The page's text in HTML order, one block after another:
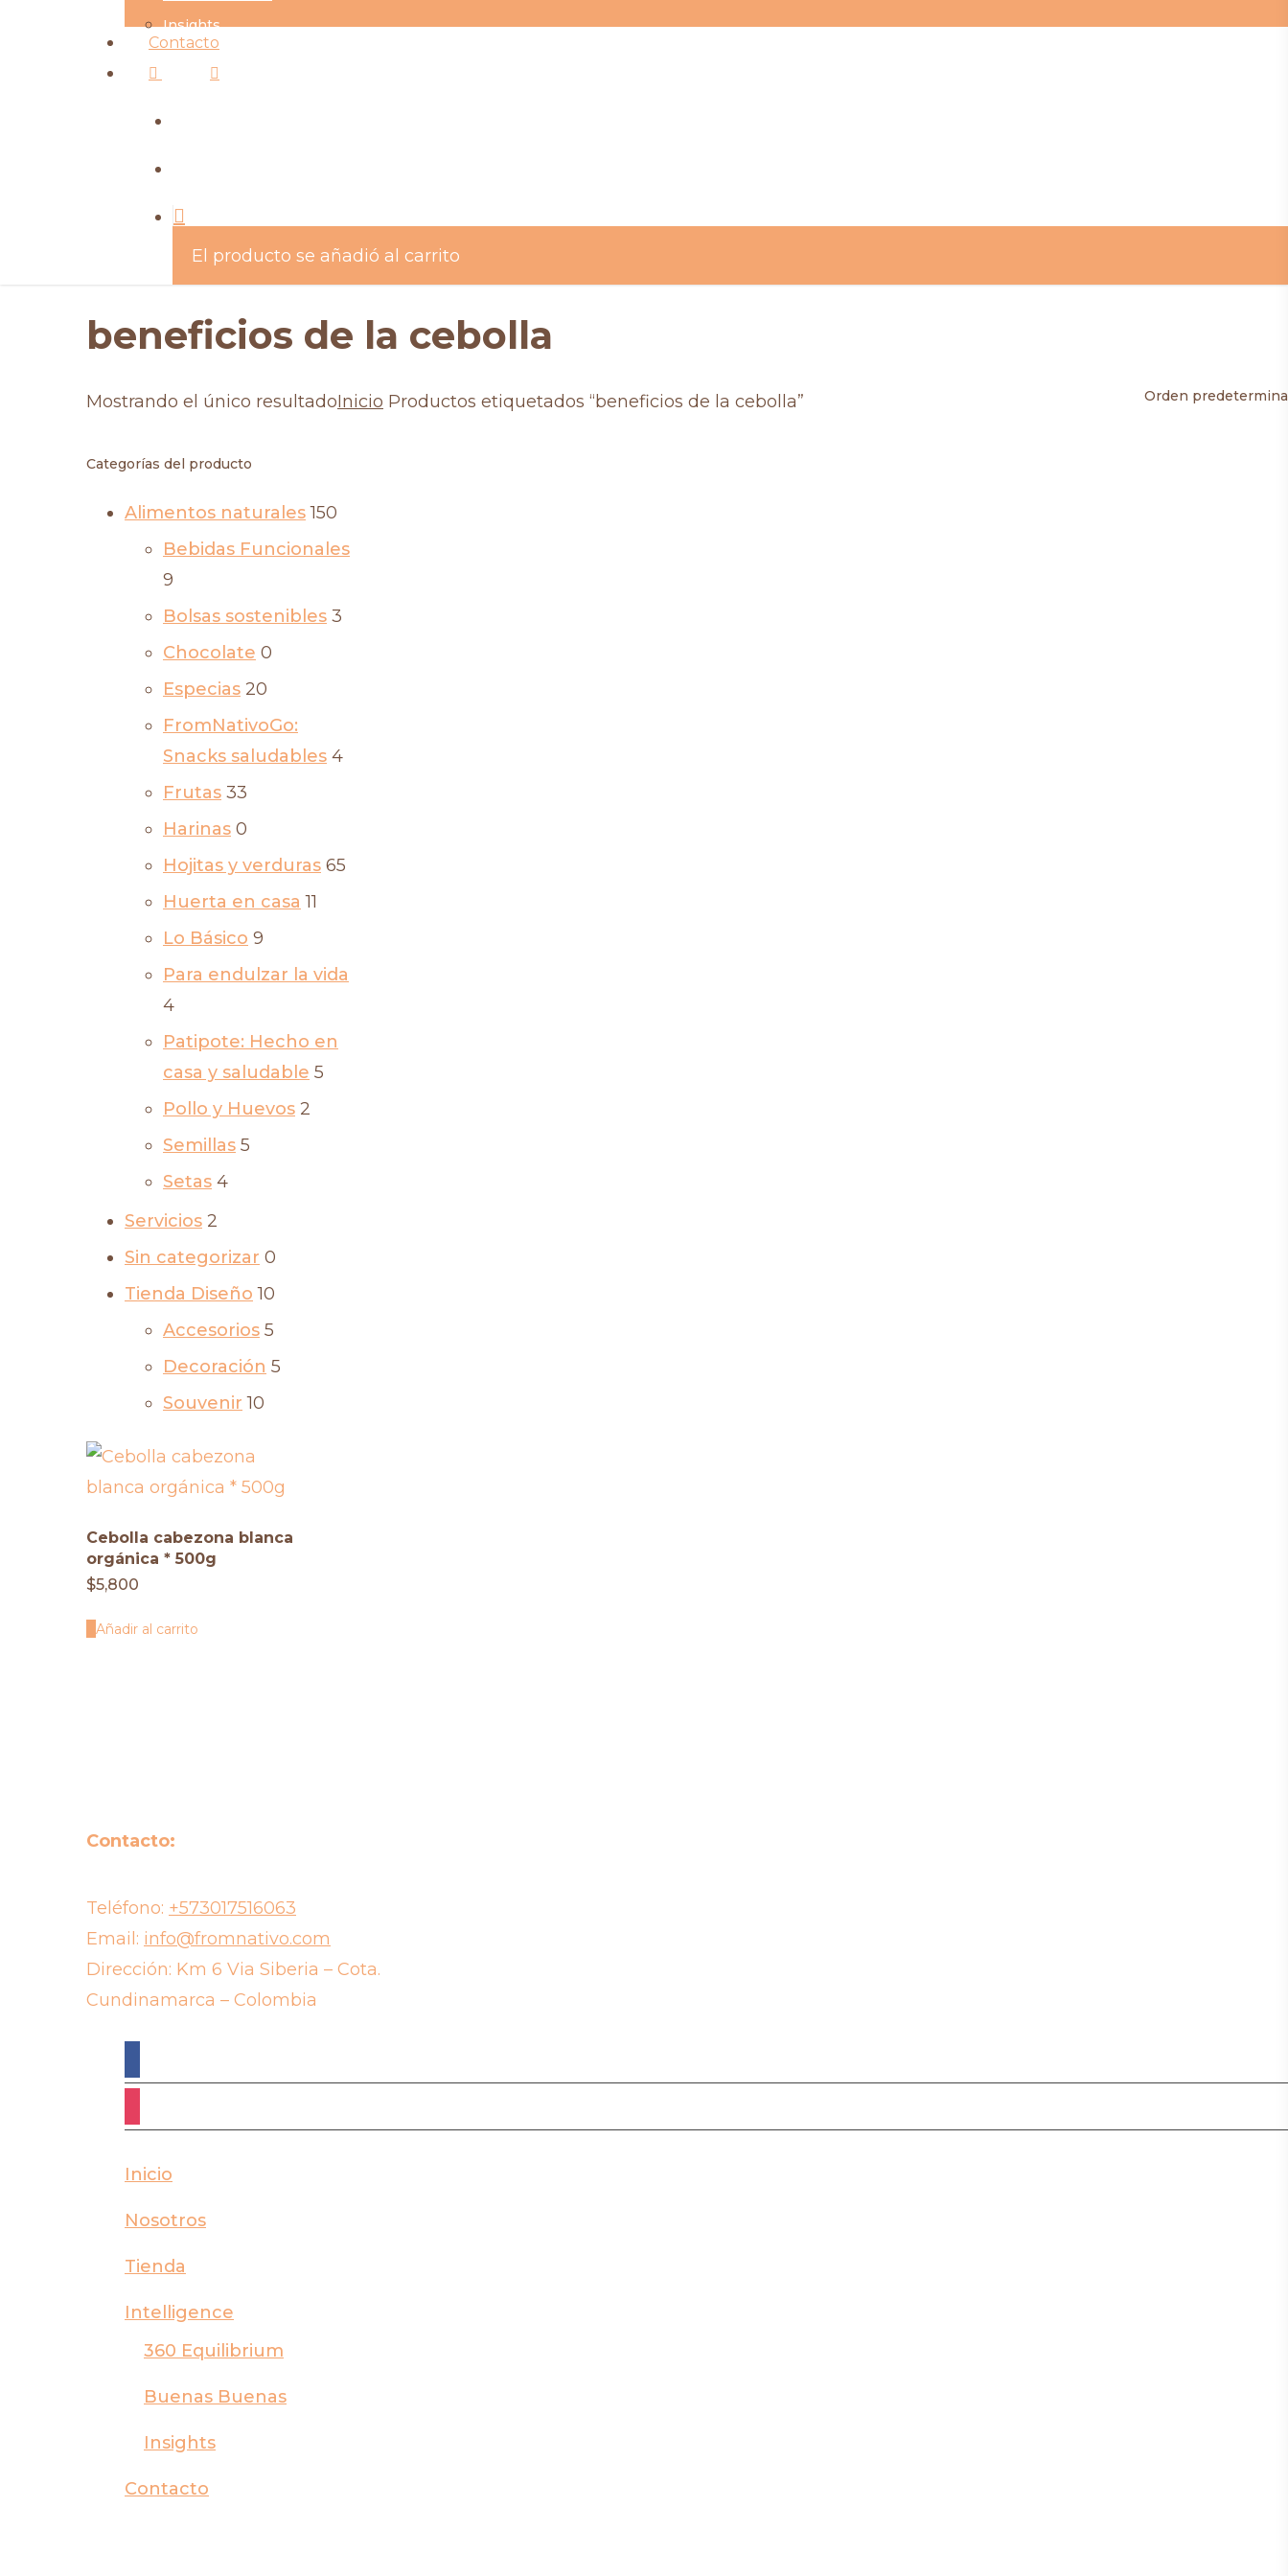
Insights
Contacto
facebookinstagram
El producto se añadió al carrito
beneficios de la cebolla
Mostrando el único resultadoInicio Productos etiquetados “beneficios de la cebolla”
Categorías del producto
Alimentos naturales 150
Bebidas Funcionales
9
Bolsas sostenibles 3
Chocolate 0
Especias 20
FromNativoGo:
Snacks saludables 4
Frutas 33
Harinas 0
Hojitas y verduras 65
Huerta en casa 11
Lo Básico 9
Para endulzar la vida
4
Patipote: Hecho en
casa y saludable 5
Pollo y Huevos 2
Semillas 5
Setas 4
Servicios 2
Sin categorizar 0
Tienda Diseño 10
Accesorios 5
Decoración 5
Souvenir 10
Cebolla cabezona blanca
orgánica * 500g
$5,800
Añadir al carrito
Contacto:
Teléfono: +573017516063
Email: info@fromnativo.com
Dirección: Km 6 Via Siberia – Cota.
Cundinamarca – Colombia
Inicio
Nosotros
Tienda
Intelligence
360 Equilibrium
Buenas Buenas
Insights
Contacto